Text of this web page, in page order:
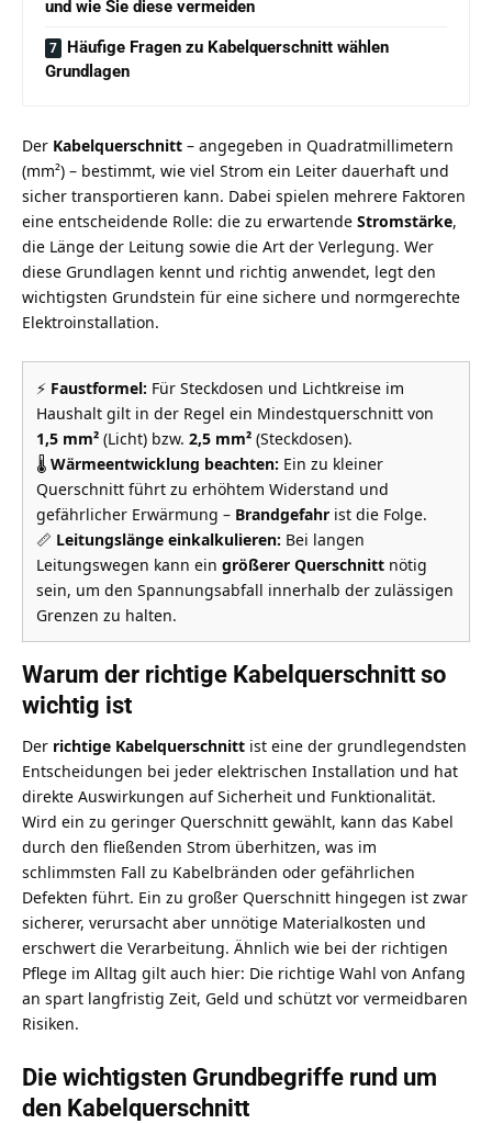
und wie Sie diese vermeiden
Häufige Fragen zu Kabelquerschnitt wählen
Grundlagen
Der Kabelquerschnitt – angegeben in Quadratmillimetern
(mm²) – bestimmt, wie viel Strom ein Leiter dauerhaft und
sicher transportieren kann. Dabei spielen mehrere Faktoren
eine entscheidende Rolle: die zu erwartende Stromstärke,
die Länge der Leitung sowie die Art der Verlegung. Wer
diese Grundlagen kennt und richtig anwendet, legt den
wichtigsten Grundstein für eine sichere und normgerechte
Elektroinstallation.
⚡ Faustformel: Für Steckdosen und Lichtkreise im
Haushalt gilt in der Regel ein Mindestquerschnitt von
1,5 mm² (Licht) bzw. 2,5 mm² (Steckdosen).
🌡️ Wärmeentwicklung beachten: Ein zu kleiner
Querschnitt führt zu erhöhtem Widerstand und
gefährlicher Erwärmung – Brandgefahr ist die Folge.
📏 Leitungslänge einkalkulieren: Bei langen
Leitungswegen kann ein größerer Querschnitt nötig
sein, um den Spannungsabfall innerhalb der zulässigen
Grenzen zu halten.
Warum der richtige Kabelquerschnitt so
wichtig ist
Der richtige Kabelquerschnitt ist eine der grundlegendsten
Entscheidungen bei jeder elektrischen Installation und hat
direkte Auswirkungen auf Sicherheit und Funktionalität.
Wird ein zu geringer Querschnitt gewählt, kann das Kabel
durch den fließenden Strom überhitzen, was im
schlimmsten Fall zu Kabelbränden oder gefährlichen
Defekten führt. Ein zu großer Querschnitt hingegen ist zwar
sicherer, verursacht aber unnötige Materialkosten und
erschwert die Verarbeitung. Ähnlich wie bei der richtigen
Pflege im Alltag gilt auch hier: Die richtige Wahl von Anfang
an spart langfristig Zeit, Geld und schützt vor vermeidbaren
Risiken.
Die wichtigsten Grundbegriffe rund um
den Kabelquerschnitt